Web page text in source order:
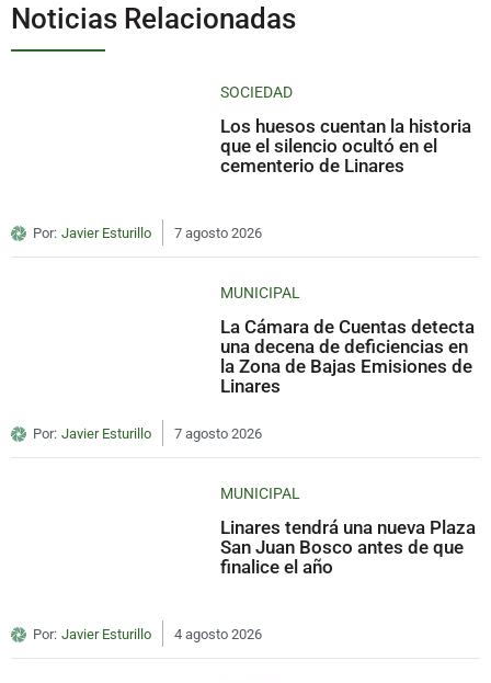
Noticias Relacionadas
SOCIEDAD
Los huesos cuentan la historia
que el silencio ocultó en el
cementerio de Linares
Por: Javier Esturillo 7 agosto 2026
MUNICIPAL
La Cámara de Cuentas detecta
una decena de deficiencias en
la Zona de Bajas Emisiones de
Linares
Por: Javier Esturillo 7 agosto 2026
MUNICIPAL
Linares tendrá una nueva Plaza
San Juan Bosco antes de que
finalice el año
Por: Javier Esturillo 4 agosto 2026